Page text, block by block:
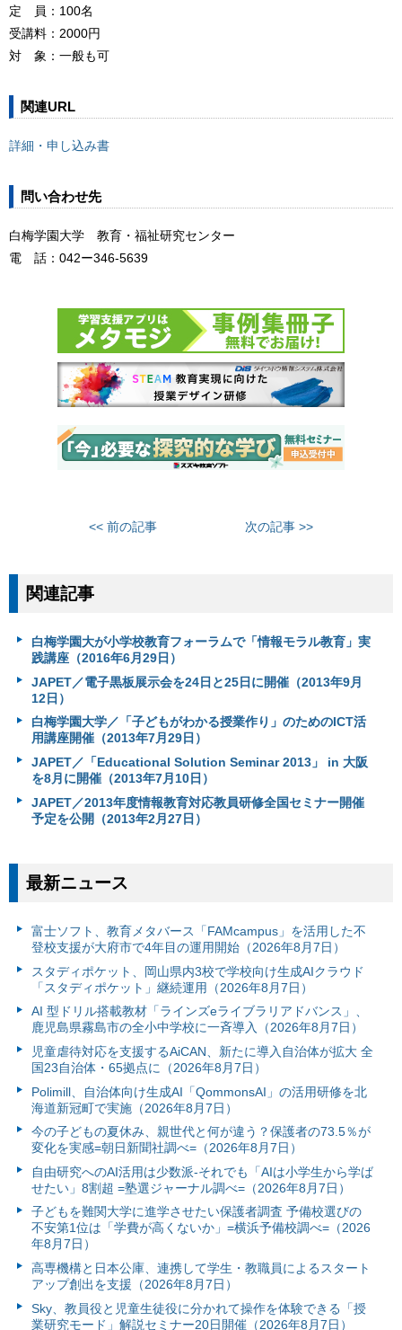
定 員：100名
受講料：2000円
対 象：一般も可
関連URL
詳細・申し込み書
問い合わせ先
白梅学園大学 教育・福祉研究センター
電 話：042ー346-5639
<< 前の記事 次の記事 >>
関連記事
白梅学園大が小学校教育フォーラムで「情報モラル教育」実
践講座（2016年6月29日）
JAPET／電子黒板展示会を24日と25日に開催（2013年9月
12日）
白梅学園大学／「子どもがわかる授業作り」のためのICT活
用講座開催（2013年7月29日）
JAPET／「Educational Solution Seminar 2013」 in 大阪
を8月に開催（2013年7月10日）
JAPET／2013年度情報教育対応教員研修全国セミナー開催
予定を公開（2013年2月27日）
最新ニュース
富⼠ソフト、教育メタバース「FAMcampus」を活用した不
登校支援が大府市で4年目の運用開始（2026年8月7日）
スタディポケット、岡山県内3校で学校向け生成AIクラウド
「スタディポケット」継続運用（2026年8月7日）
AI 型ドリル搭載教材「ラインズeライブラリアドバンス」、
鹿児島県霧島市の全小中学校に一斉導入（2026年8月7日）
児童虐待対応を支援するAiCAN、新たに導入自治体が拡大 全
国23自治体・65拠点に（2026年8月7日）
Polimill、自治体向け生成AI「QommonsAI」の活用研修を北
海道新冠町で実施（2026年8月7日）
今の子どもの夏休み、親世代と何が違う？保護者の73.5％が
変化を実感=朝日新聞社調べ=（2026年8月7日）
自由研究へのAI活用は少数派-それでも「AIは小学生から学ば
せたい」8割超 =塾選ジャーナル調べ=（2026年8月7日）
子どもを難関大学に進学させたい保護者調査 予備校選びの
不安第1位は「学費が高くないか」=横浜予備校調べ=（2026
年8月7日）
高専機構と日本公庫、連携して学生・教職員によるスタート
アップ創出を支援（2026年8月7日）
Sky、教員役と児童生徒役に分かれて操作を体験できる「授
業研究モード」解説セミナー20日開催（2026年8月7日）